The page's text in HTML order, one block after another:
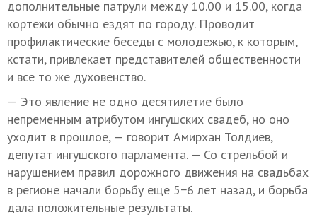
дополнительные патрули между 10.00 и 15.00, когда
кортежи обычно ездят по городу. Проводит
профилактические беседы с молодежью, к которым,
кстати, привлекает представителей общественности
и все то же духовенство.
— Это явление не одно десятилетие было
непременным атрибутом ингушских свадеб, но оно
уходит в прошлое, — говорит Амирхан Толдиев,
депутат ингушского парламента. — Со стрельбой и
нарушением правил дорожного движения на свадьбах
в регионе начали борьбу еще 5−6 лет назад, и борьба
дала положительные результаты.